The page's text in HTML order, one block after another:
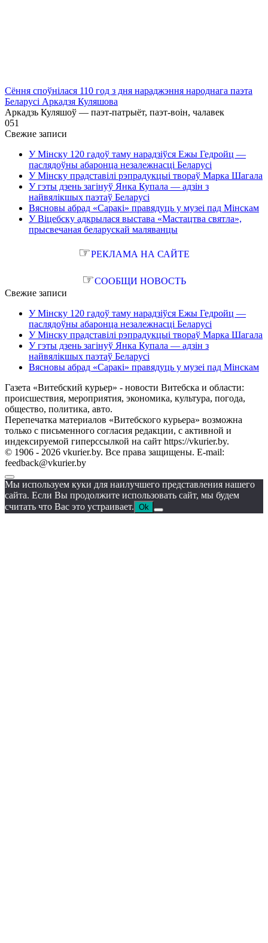
Сёння споўнілася 110 год з дня нараджэння народнага паэта
Беларусі Аркадзя Куляшова
Аркадзь Куляшоў — паэт-патрыёт, паэт-воін, чалавек
051
Свежие записи
У Мінску 120 гадоў таму нарадзіўся Ежы Гедройц —
паслядоўны абаронца незалежнасці Беларусі
У Мінску прадставілі рэпрадукцыі твораў Марка Шагала
У гэты дзень загінуў Янка Купала — адзін з
найвялікшых паэтаў Беларусі
Вясновы абрад «Саракі» правядуць у музеі пад Мінскам
У Віцебску адкрылася выстава «Мастацтва святла»,
прысвечаная беларускай маляванцы
☞РЕКЛАМА НА САЙТЕ
☞СООБЩИ НОВОСТЬ
Свежие записи
У Мінску 120 гадоў таму нарадзіўся Ежы Гедройц —
паслядоўны абаронца незалежнасці Беларусі
У Мінску прадставілі рэпрадукцыі твораў Марка Шагала
У гэты дзень загінуў Янка Купала — адзін з
найвялікшых паэтаў Беларусі
Вясновы абрад «Саракі» правядуць у музеі пад Мінскам
Газета «Витебский курьер» - новости Витебска и области:
происшествия, мероприятия, экономика, культура, погода,
общество, политика, авто.
Перепечатка материалов «Витебского курьера» возможна
только с письменного согласия редакции, с активной и
индексируемой гиперссылкой на сайт https://vkurier.by.
© 1906 - 2026 vkurier.by. Все права защищены. E-mail:
feedback@vkurier.by
Мы используем куки для наилучшего представления нашего
сайта. Если Вы продолжите использовать сайт, мы будем
считать что Вас это устраивает. Ok